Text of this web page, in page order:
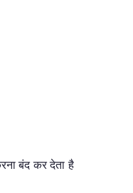
बंद कर देता है